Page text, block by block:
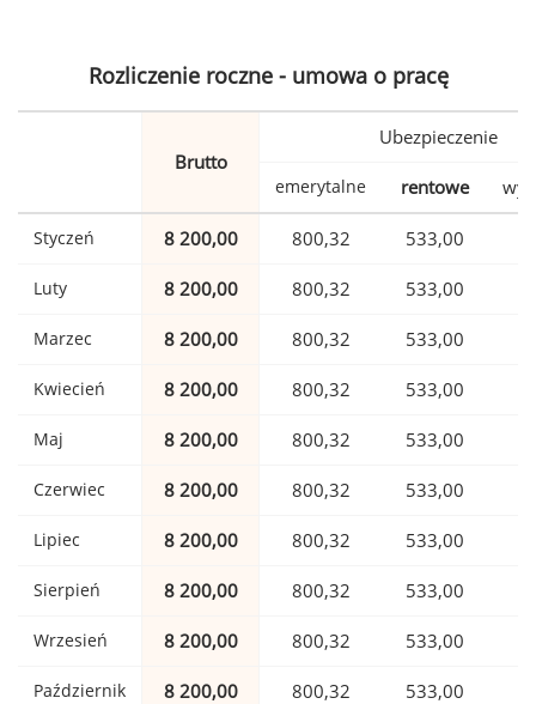
Rozliczenie roczne - umowa o pracę
Brutto
Ubezpieczenie
emerytalne rentowe
Styczeń 8 200,00 800,32 533,00
Luty 8 200,00 800,32 533,00
Marzec 8 200,00 800,32 533,00
Kwiecień 8 200,00 800,32 533,00
Maj 8 200,00 800,32 533,00
Czerwiec 8 200,00 800,32 533,00
Lipiec 8 200,00 800,32 533,00
Sierpień 8 200,00 800,32 533,00
Wrzesień 8 200,00 800,32 533,00
Październik 8 200,00 800,32 533,00